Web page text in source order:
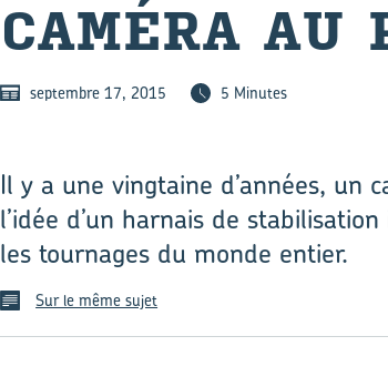
CA­MÉ­RA AU
septembre 17, 2015 5 Minutes
Il y a une vingtaine d’années, un
l’idée d’un harnais de
les tournages du monde entier.
Sur le même sujet